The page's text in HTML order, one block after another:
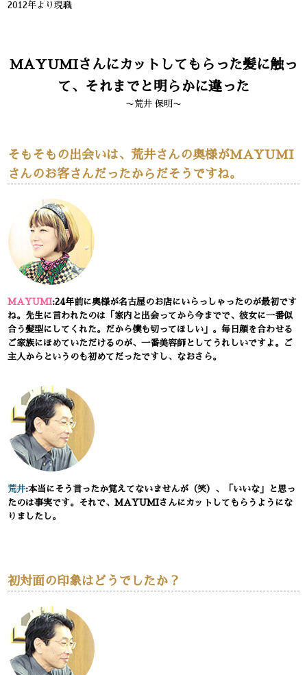
2012年より現職
MAYUMIさんにカットしてもらった髪に触っ
て、それまでと明らかに違った
〜荒井 保明〜
そもそもの出会いは、荒井さんの奥様がMAYUMI
さんのお客さんだったからだそうですね。
MAYUMI:24年前に奥様が名古屋のお店にいらっしゃったのが最初です
ね。先生に言われたのは「家内と出会ってから今までで、彼女に一番似
合う髪型にしてくれた。だから僕も切ってほしい」。毎日顔を合わせる
ご家族にほめていただけるのが、一番美容師としてうれしいですよ。ご
主人からというのも初めてだったですし、なおさら。
荒井:本当にそう言ったか覚えてないませんが（笑）、「いいな」と思っ
たのは事実です。それで、MAYUMIさんにカットしてもらうようにな
りましたし。
初対面の印象はどうでしたか？